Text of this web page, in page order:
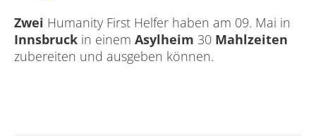
Zwei Humanity First Helfer haben am 09. Mai in
Innsbruckin einem Asylheim 30 Mahlzeiten
zubereiten und ausgeben können.